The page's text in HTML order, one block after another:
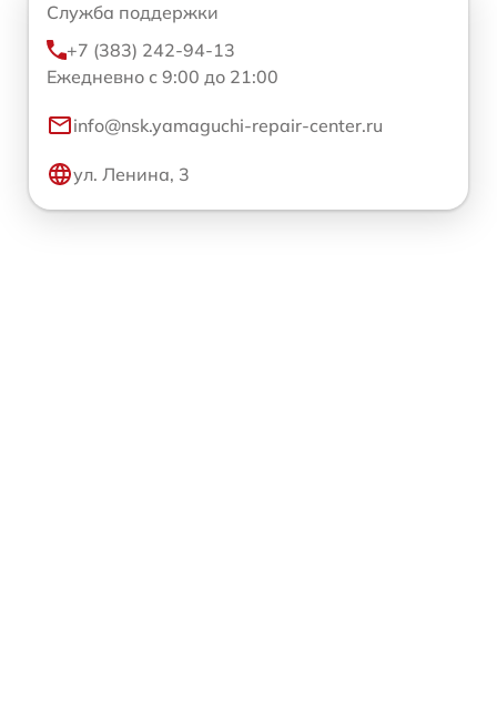
Служба поддержки
+7 (383) 242-94-13
Ежедневно с 9:00 до 21:00
info@nsk.yamaguchi-repair-center.ru
ул. Ленина, 3